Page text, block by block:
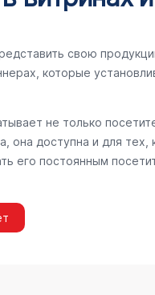
свою
которые
не только
она доступна и для
его постоянным